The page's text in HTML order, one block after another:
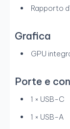
Rapporto
Grafica
GPU
Porte e
1 × USB-C
1 × USB-A